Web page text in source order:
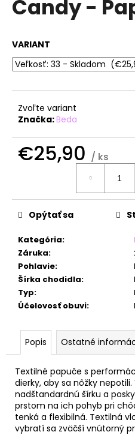
Candy -
VARIANT
Zvoľte variant
Značka:Beda
€25,90 / ks
Kategória:
Záruka:
Pohlavie:
Šírka chodidla:
Typ:
Účelovosť obuvi:
Opýtať sa
Popis Ostatné
Textilné papuče s
dierky, aby sa nôžky
nadštandardnú šírku a
prstom na ich pohyb pri
tenká a flexibilná. Textilná
vybratí sa zväčší vnútorný
á
s
ť
?
d
p
ú
č
a
m
e